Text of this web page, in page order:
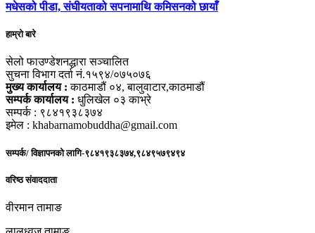
मधेसको पीडा, संघीयताको सपनामाथि कमिसनको छायाँ
हाम्रो बारे
सेलो फाउण्डेशनद्धारा सञ्चालित
सुचना विभाग दर्ता नं.१५९४/०७५०७६
मुख्य कार्यालय : काठमाडौं ०४, बालुवाटार,काठमाडौं
सम्पर्क कार्यालय : धुलिखेल ०३ काभ्रे
सम्पर्क : ९८४१९३८३७४
इमेल : khabarnamobuddha@gmail.com
सम्पर्क/ विज्ञापनको लागि-९८४१९३८३७४,९८४९५७९४९४
वरिष्ठ संवाददाता
वीरमान तामाङ